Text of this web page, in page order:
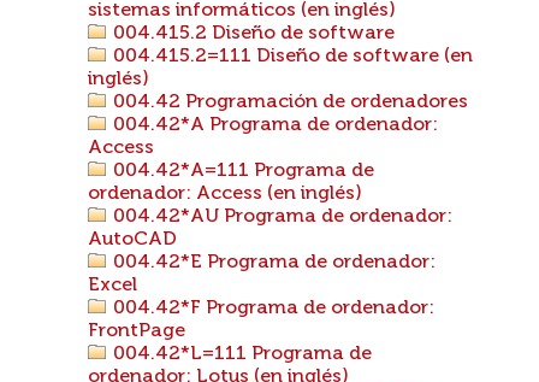
sistemas informáticos (en inglés)
004.415.2 Diseño de software
004.415.2=111 Diseño de software (en
inglés)
004.42 Programación de ordenadores
004.42*A Programa de ordenador:
Access
004.42*A=111 Programa de
ordenador: Access (en inglés)
004.42*AU Programa de ordenador:
AutoCAD
004.42*E Programa de ordenador:
Excel
004.42*F Programa de ordenador:
FrontPage
004.42*L=111 Programa de
ordenador: Lotus (en inglés)